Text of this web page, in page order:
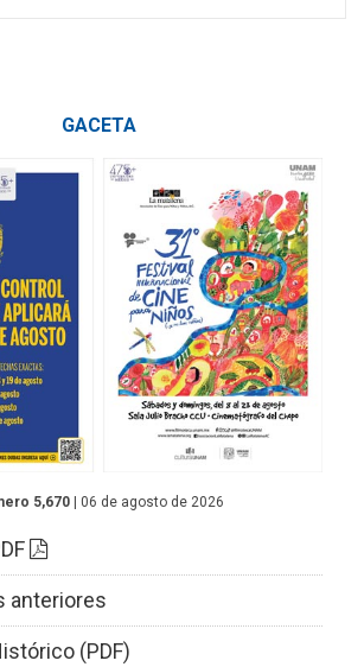
GACETA
5,670 | 06 de agosto de 2026
anteriores
(PDF)